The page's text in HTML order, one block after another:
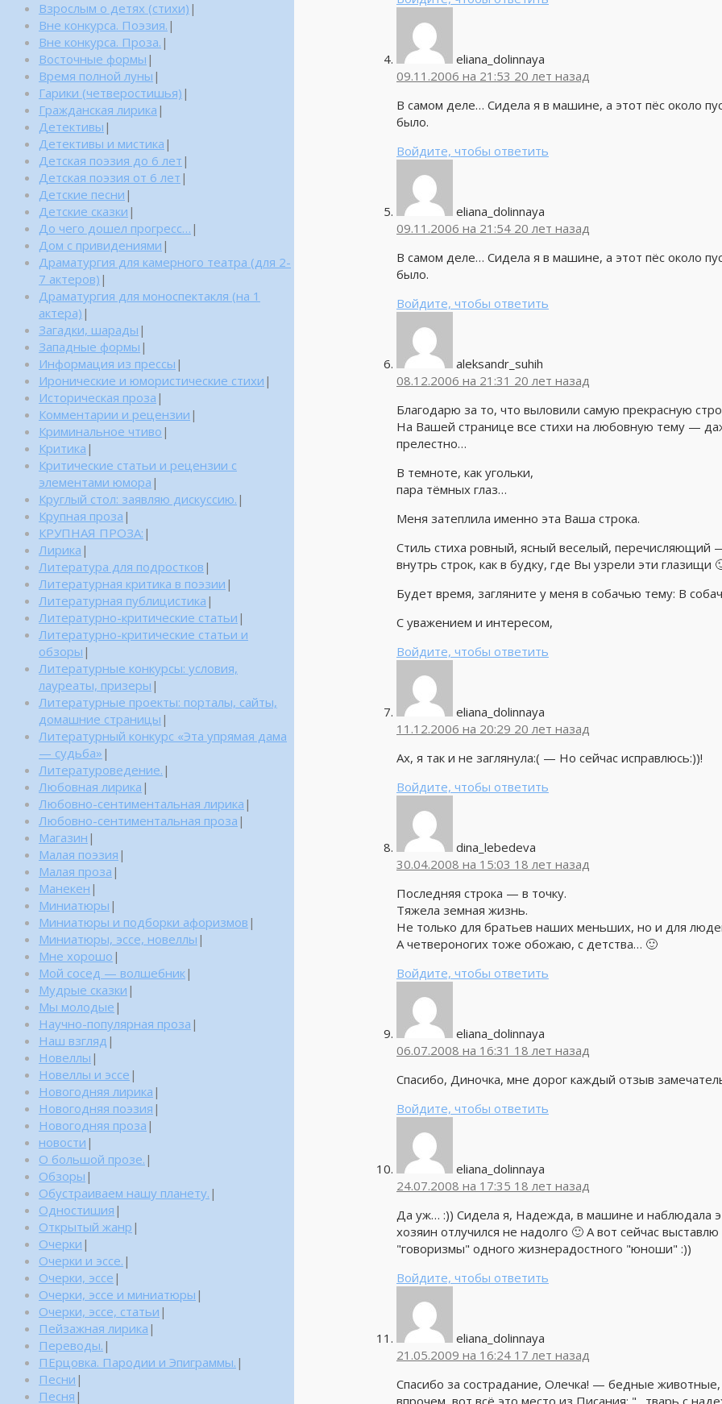
eliana_dolinnaya
09.11.2006 на 21:53 20 лет назад
В самом деле… Сидела я в машине, а этот пёс около
было.
Войдите, чтобы ответить
eliana_dolinnaya
09.11.2006 на 21:54 20 лет назад
В самом деле… Сидела я в машине, а этот пёс около
было.
Войдите, чтобы ответить
aleksandr_suhih
08.12.2006 на 21:31 20 лет назад
Благодарю за то, что выловили самую прекрасную
На Вашей странице все стихи на любовную тему —
прелестно…
В темноте, как угольки,
пара тёмных глаз…
Меня затеплила именно эта Ваша строка.
Стиль стиха ровный, ясный веселый, перечисляющий
внутрь строк, как в будку, где Вы узрели эти глазищи
Будет время, загляните у меня в собачью тему: В
С уважением и интересом,
Войдите, чтобы ответить
eliana_dolinnaya
11.12.2006 на 20:29 20 лет назад
Ах, я так и не заглянула:( — Но сейчас исправлюсь:))!
Войдите, чтобы ответить
dina_lebedeva
30.04.2008 на 15:03 18 лет назад
Последняя строка — в точку.
Тяжела земная жизнь.
Не только для братьев наших меньших, но и для
А четвероногих тоже обожаю, с детства… 🙂
Войдите, чтобы ответить
eliana_dolinnaya
06.07.2008 на 16:31 18 лет назад
Спасибо, Диночка, мне дорог каждый отзыв
Войдите, чтобы ответить
eliana_dolinnaya
24.07.2008 на 17:35 18 лет назад
Да уж… :)) Сидела я, Надежда, в машине и наблюдала
хозяин отлучился не надолго 🙂 А вот сейчас
"говоризмы" одного жизнерадостного "юноши" :))
Войдите, чтобы ответить
eliana_dolinnaya
21.05.2009 на 16:24 17 лет назад
Спасибо за сострадание, Олечка! — бедные
впрочем, вот всё это место из Писания: "…тварь с
Взрослым о детях (стихи) |
Вне конкурса. Поэзия. |
Вне конкурса. Проза. |
Восточные формы |
Время полной луны |
Гарики (четверостишья) |
Гражданская лирика |
Детективы |
Детективы и мистика |
Детская поэзия до 6 лет |
Детская поэзия от 6 лет |
Детские песни |
Детские сказки |
До чего дошел прогресс… |
Дом с привидениями |
Драматургия для камерного театра (для 2-
7 актеров) |
Драматургия для моноспектакля (на 1
актера) |
Загадки, шарады |
Западные формы |
Информация из прессы |
Иронические и юмористические стихи |
Историческая проза |
Комментарии и рецензии |
Криминальное чтиво |
Критика |
Критические статьи и рецензии с
элементами юмора |
Круглый стол: заявляю дискуссию. |
Крупная проза |
КРУПНАЯ ПРОЗА: |
Лирика |
Литература для подростков |
Литературная критика в поэзии |
Литературная публицистика |
Литературно-критические статьи |
Литературно-критические статьи и
обзоры |
Литературные конкурсы: условия,
лауреаты, призеры |
Литературные проекты: порталы, сайты,
домашние страницы |
Литературный конкурс «Эта упрямая дама
— судьба» |
Литературоведение. |
Любовная лирика |
Любовно-сентиментальная лирика |
Любовно-сентиментальная проза |
Магазин |
Малая поэзия |
Малая проза |
Манекен |
Миниатюры |
Миниатюры и подборки афоризмов |
Миниатюры, эссе, новеллы |
Мне хорошо |
Мой сосед — волшебник|
Мудрые сказки |
Мы молодые |
Научно-популярная проза |
Наш взгляд |
Новеллы |
Новеллы и эссе |
Новогодняя лирика |
Новогодняя поэзия |
Новогодняя проза |
новости |
О большой прозе. |
Обзоры |
Обустраиваем нашу планету. |
Одностишия |
Открытый жанр |
Очерки |
Очерки и эссе. |
Очерки, эссе |
Очерки, эссе и миниатюры |
Очерки, эссе, статьи |
Пейзажная лирика |
Переводы. |
ПЕрцовка. Пародии и Эпиграммы. |
Песни |
Песня |